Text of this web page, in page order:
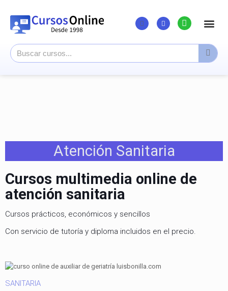
Atención Sanitaria
Cursos multimedia online de
atención sanitaria
Cursos prácticos, económicos y sencillos
Con servicio de tutoría y diploma incluidos en el precio.
SANITARIA